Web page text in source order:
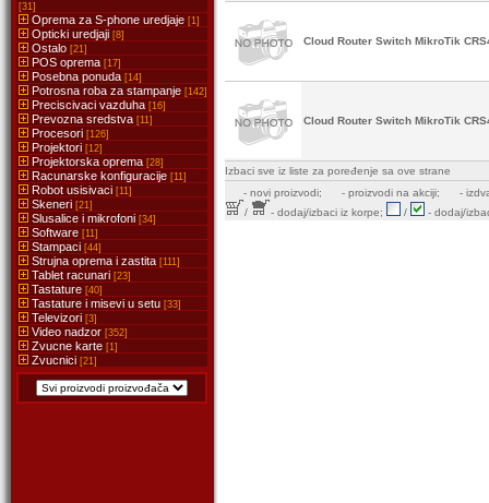
[31]
Oprema za S-phone uredjaje [1]
Opticki uredjaji [8]
Ostalo [21]
POS oprema [17]
Posebna ponuda [14]
Potrosna roba za stampanje [142]
Preciscivaci vazduha [16]
Prevozna sredstva [11]
Procesori [126]
Projektori [12]
Projektorska oprema [28]
Racunarske konfiguracije [11]
Robot usisivaci [11]
Skeneri [21]
Slusalice i mikrofoni [34]
Software [11]
Stampaci [44]
Strujna oprema i zastita [111]
Tablet racunari [23]
Tastature [40]
Tastature i misevi u setu [33]
Televizori [3]
Video nadzor [352]
Zvucne karte [1]
Zvucnici [21]
Cloud Router Switch MikroTik
Cloud Router Switch MikroTik
Izbaci sve iz liste za poređenje sa ove strane
- novi proizvodi; - proizvodi na akciji;
-
/
- dodaj/izbaci iz korpe; / - dodaj/